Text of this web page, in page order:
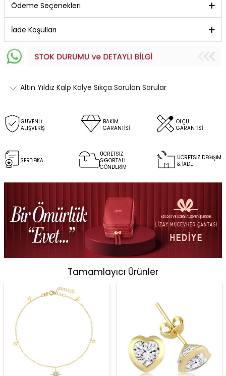
Ödeme Seçenekleri
İade Koşulları
Altın Yıldız Kalp Kolye Sıkça Sorulan Sorular
GÜVENLİ
ALIŞVERİŞ
BAKIM
GARANTİSİ
ÖLÇÜ
GARANTİSİ
SERTİFİKA
ÜCRETSİZ
SİGORTALI
GÖNDERİM
ÜCRETSİZ DEĞİŞİM
& İADE
Tamamlayıcı Ürünler